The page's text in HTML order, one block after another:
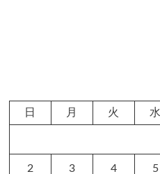
日 月 火 水
2 3 4 5